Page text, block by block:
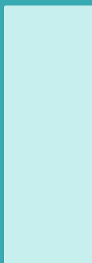
ケ、ウマ娘、淫夢）